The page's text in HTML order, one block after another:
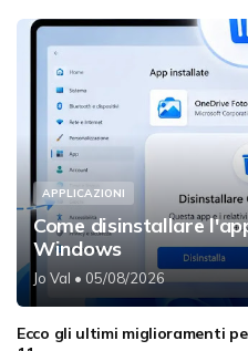
APPLICAZIONI
Come disinstallare
Windows
Jo Val • 05/08/2026
Ecco gli ultimi miglioramenti